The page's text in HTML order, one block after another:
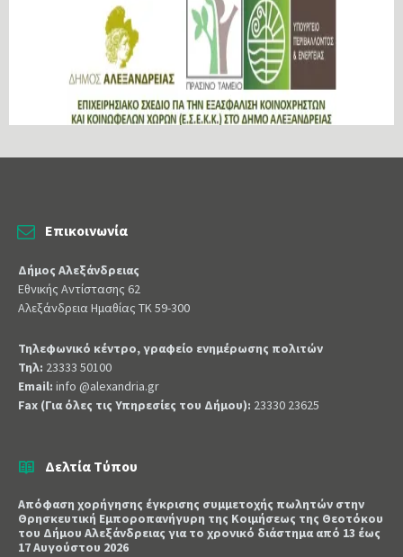
Επικοινωνία
Δήμος Αλεξάνδρειας
Εθνικής Αντίστασης 62
Αλεξάνδρεια Ημαθίας ΤΚ 59-300
Τηλεφωνικό κέντρο, γραφείο ενημέρωσης πολιτών
Τηλ: 23333 50100
Email: info @alexandria.gr
Fax (Για όλες τις Υπηρεσίες του Δήμου): 23330 23625
Δελτία Τύπου
Απόφαση χορήγησης έγκρισης συμμετοχής πωλητών στην
Θρησκευτική Εμποροπανήγυρη της Κοιμήσεως της Θεοτόκου
του Δήμου Αλεξάνδρειας για το χρονικό διάστημα από 13 έως
17 Αυγούστου 2026